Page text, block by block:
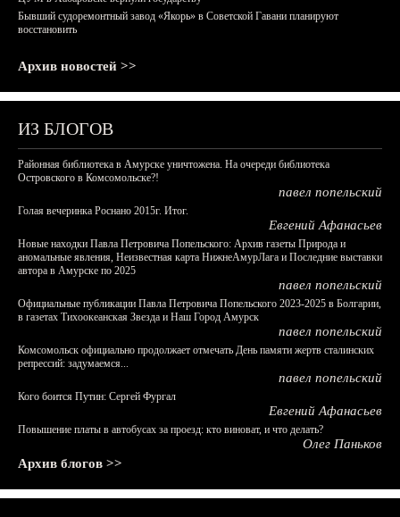
Бывший судоремонтный завод «Якорь» в Советской Гавани планируют
восстановить
Архив новостей >>
ИЗ БЛОГОВ
Районная библиотека в Амурске уничтожена. На очереди библиотека
Островского в Комсомольске?!
павел попельский
Голая вечеринка Роснано 2015г. Итог.
Евгений Афанасьев
Новые находки Павла Петровича Попельского: Архив газеты Природа и
аномальные явления, Неизвестная карта НижнеАмурЛага и Последние выставки
автора в Амурске по 2025
павел попельский
Официальные публикации Павла Петровича Попельского 2023-2025 в Болгарии,
в газетах Тихоокеанская Звезда и Наш Город Амурск
павел попельский
Комсомольск официально продолжает отмечать День памяти жертв сталинских
репрессий: задумаемся...
павел попельский
Кого боится Путин: Сергей Фургал
Евгений Афанасьев
Повышение платы в автобусах за проезд: кто виноват, и что делать?
Олег Паньков
Архив блогов >>